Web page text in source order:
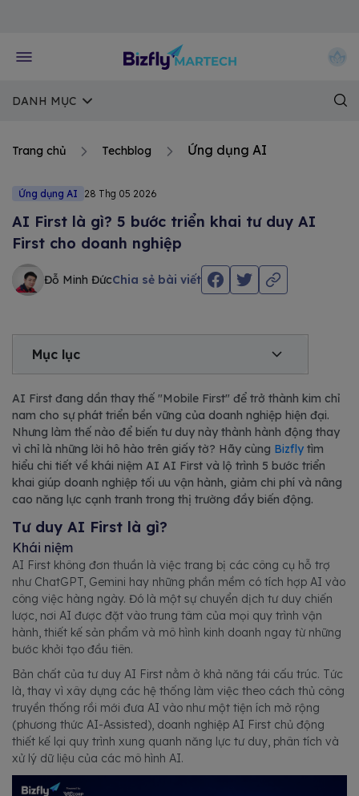
DANH MỤC
Trang chủ Techblog Ứng dụng AI
Ứng dụng AI 28 Thg 05 2026
AI First là gì? 5 bước triển khai tư duy AI
First cho doanh nghiệp
Đỗ Minh ĐứcChia sẻ bài viết
Mục lục
AI First đang dần thay thế "Mobile First" để trở thành kim chỉ
nam cho sự phát triển bền vững của doanh nghiệp hiện đại.
Nhưng làm thế nào để biến tư duy này thành hành động thay
vì chỉ là những lời hô hào trên giấy tờ? Hãy cùng Bizfly tìm
hiểu chi tiết về khái niệm AI AI First và lộ trình 5 bước triển
khai giúp doanh nghiệp tối ưu vận hành, giảm chi phí và nâng
cao năng lực cạnh tranh trong thị trường đầy biến động.
Tư duy AI First là gì?
Khái niệm
AI First không đơn thuần là việc trang bị các công cụ hỗ trợ
như ChatGPT, Gemini hay những phần mềm có tích hợp AI vào
công việc hàng ngày. Đó là một sự chuyển dịch tư duy chiến
lược, nơi AI được đặt vào trung tâm của mọi quy trình vận
hành, thiết kế sản phẩm và mô hình kinh doanh ngay từ những
bước khởi tạo đầu tiên.
Bản chất của tư duy AI First nằm ở khả năng tái cấu trúc. Tức
là, thay vì xây dựng các hệ thống làm việc theo cách thủ công
truyền thống rồi mới đưa AI vào như một tiện ích mở rộng
(phương thức AI-Assisted), doanh nghiệp AI First chủ động
thiết kế lại quy trình xung quanh năng lực tư duy, phân tích và
xử lý dữ liệu của các mô hình AI.